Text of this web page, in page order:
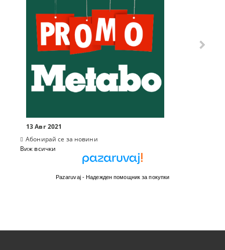
13 Авг 2021
Абонирай се за новини
Виж всички
Pazaruvaj - Надежден помощник за покупки